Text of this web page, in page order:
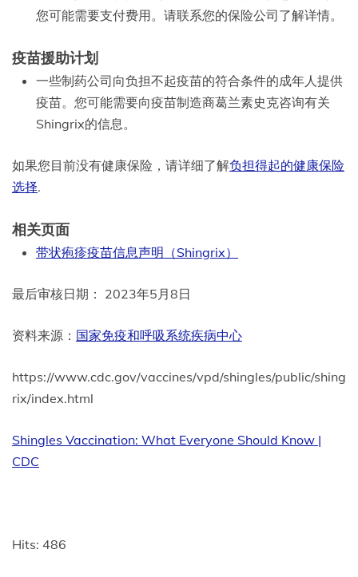
您可能需要支付费用。请联系您的保险公司了解详情。
疫苗援助计划
一些制药公司向负担不起疫苗的符合条件的成年人提供
疫苗。您可能需要向疫苗制造商葛兰素史克咨询有关
Shingrix的信息。
如果您目前没有健康保险，请详细了解负担得起的健康保险
选择.
相关页面
带状疱疹疫苗信息声明（Shingrix）
最后审核日期： 2023年5月8日
资料来源： 国家免疫和呼吸系统疾病中心
https://www.cdc.gov/vaccines/vpd/shingles/public/shing
rix/index.html
Shingles Vaccination: What Everyone Should Know |
CDC
Hits: 486